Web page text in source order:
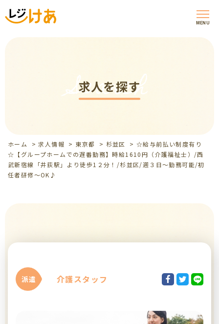
MENU
求人を探す
Search
ホーム >求人情報 > 東京都 > 杉並区 >☆給与前払い制度有り
☆【グループホームでの遅番勤務】時給1610円（介護福祉士）/西
武新宿線「井荻駅」より徒歩1２分！/杉並区/週３日～勤務可能/初
任者研修～OK♪
派遣 介護スタッフ